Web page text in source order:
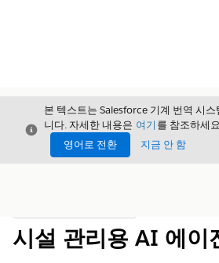
닫기
본 텍스트는 Salesforce 기계 번역 시
니다. 자세한 내용은 여기 를 참조하세
영어로 전환
지금 안 함
시설 관리용 AI 에이